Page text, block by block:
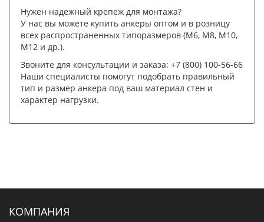
Нужен надежный крепеж для монтажа?
У нас вы можете купить анкеры оптом и в розницу
всех распространенных типоразмеров (М6, М8, М10,
М12 и др.).
Звоните для консультации и заказа: +7 (800) 100-56-66
Наши специалисты помогут подобрать правильный
тип и размер анкера под ваш материал стен и
характер нагрузки.
КОМПАНИЯ